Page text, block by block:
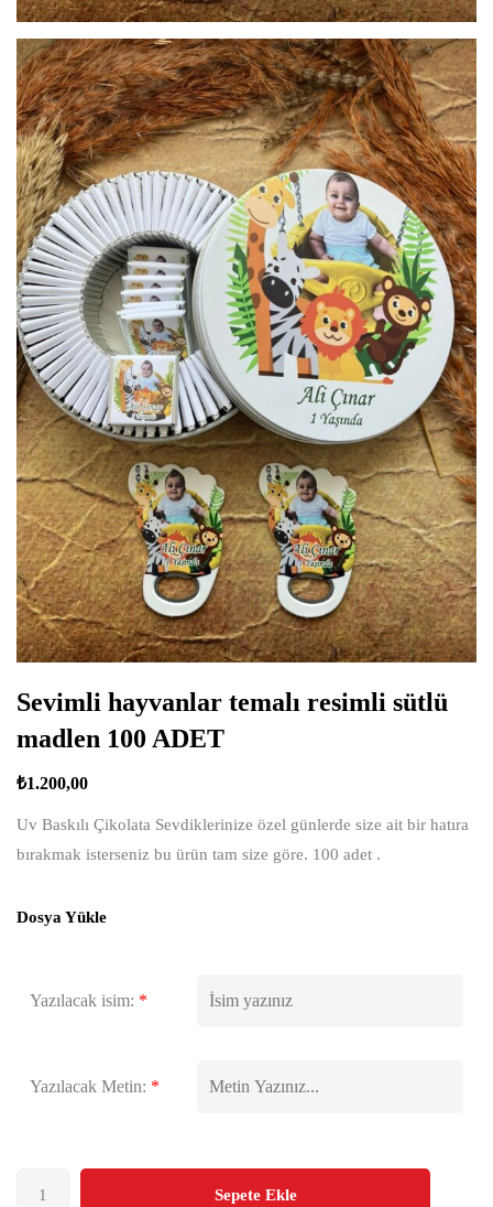
Sevimli hayvanlar temalı resimli sütlü
madlen 100 ADET
₺1.200,00
Uv Baskılı Çikolata Sevdiklerinize özel günlerde size ait bir hatıra
bırakmak isterseniz bu ürün tam size göre. 100 adet .
Dosya Yükle
Yazılacak isim: *
Yazılacak Metin: *
Sepete Ekle